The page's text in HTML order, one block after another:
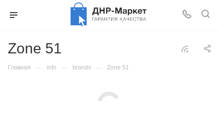
Zone 51
Главная — info — brands — Zone 51